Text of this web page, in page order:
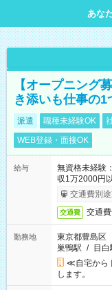
あな
【オープニング
き添いも仕事の1
派遣 職種未経験OK
WEB登録・面接OK
給与
無資格未経
収1万2000円
交通費別
交通費 交通
勤務地
東京都豊島区
巣鴨駅 / 目白
≪自宅から
します。